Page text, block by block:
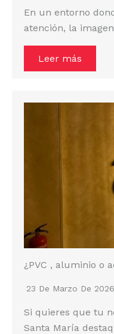
En un entorno
atención, la
Leer más
¿PVC , aluminio o
23 De Marzo De 2026
Si quieres que tu
Santa María